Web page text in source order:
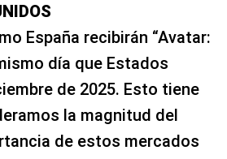
España recibirán “Avatar:
día que Estados
de 2025. Esto tiene
la magnitud del
de estos mercados